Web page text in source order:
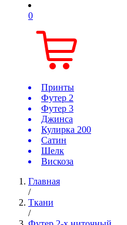
0
Принты
Футер 2
Футер 3
Джинса
Кулирка 200
Сатин
Шелк
Вискоза
Главная
/
Ткани
/